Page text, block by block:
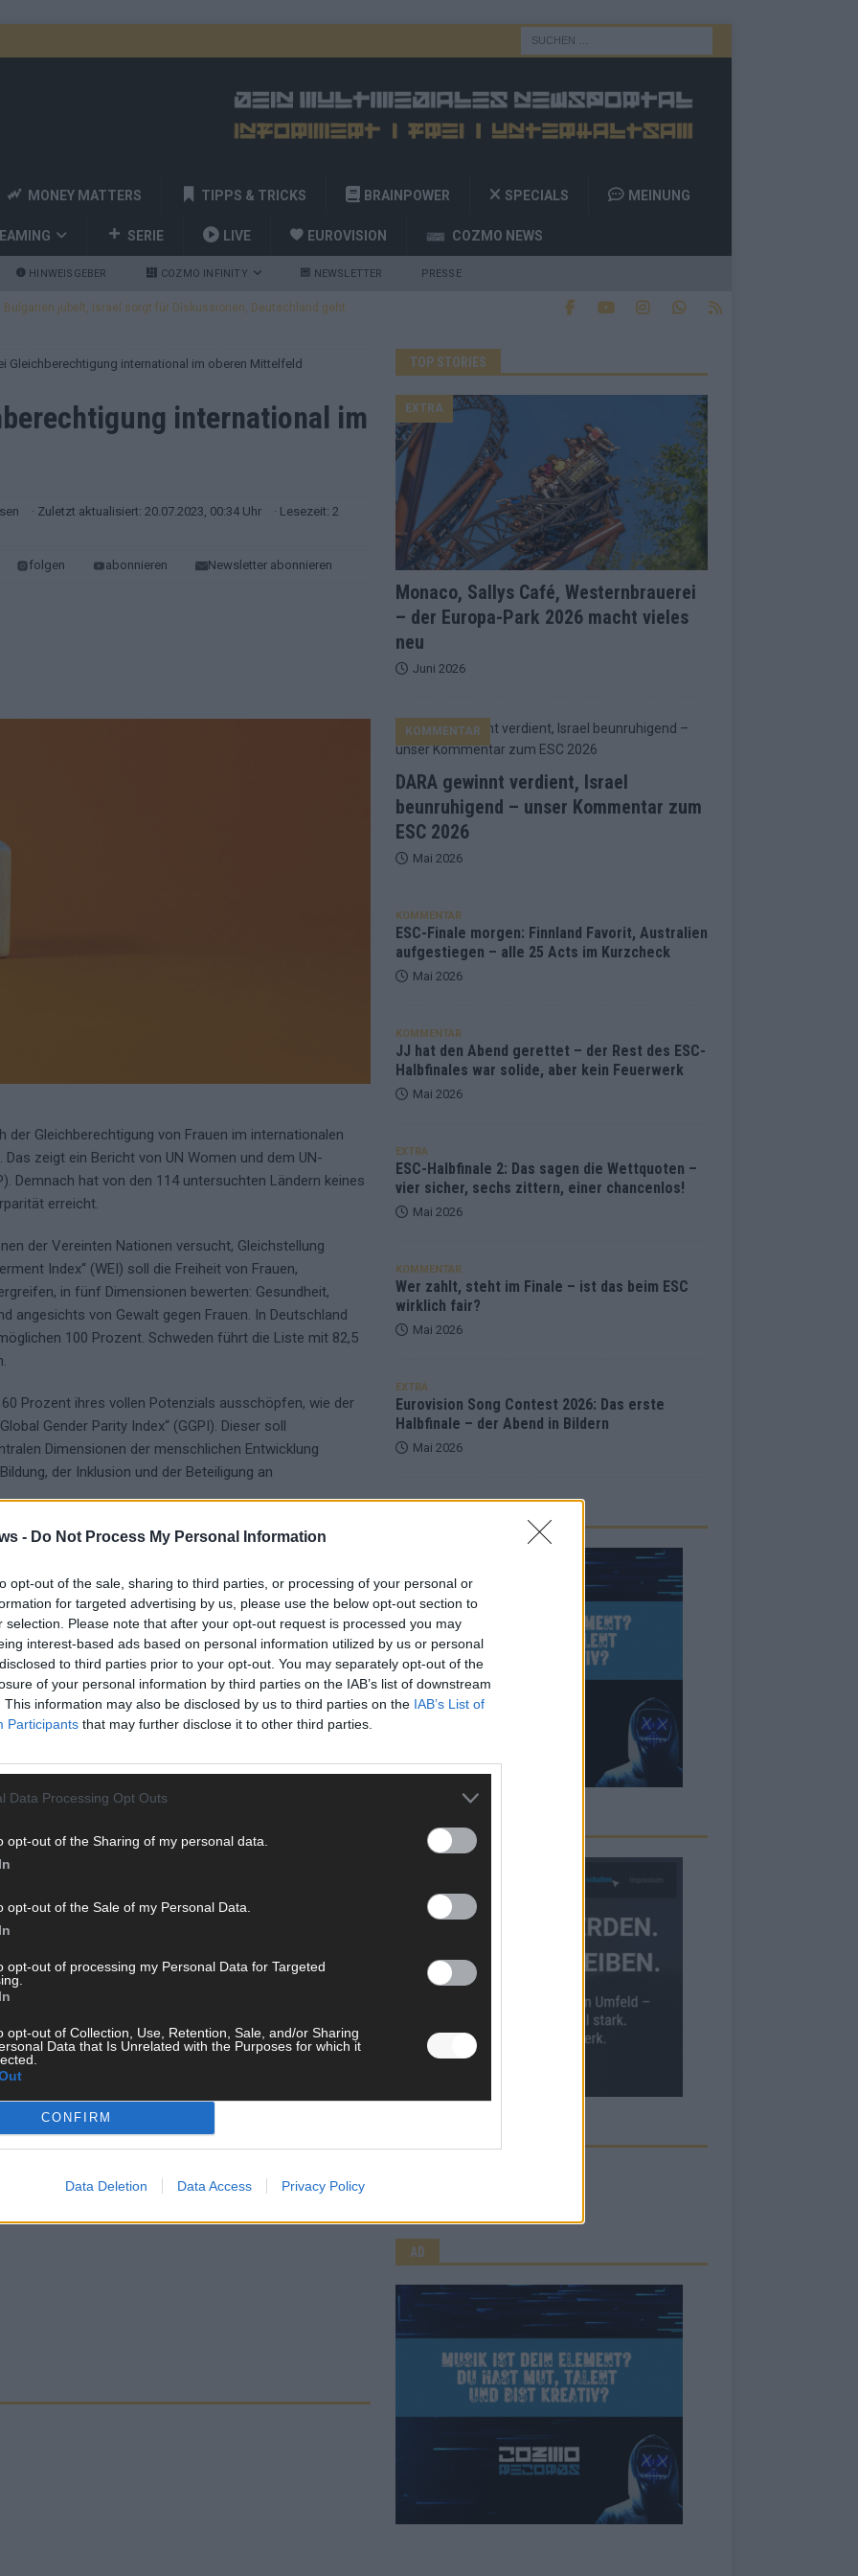
- Do Not Process My Personal Information
opt-out of the sale, sharing to third parties, or processing of your personal or
for targeted advertising by us, please use the below opt-out section to
selection. Please note that after your opt-out request is processed you may
interest-based ads based on personal information utilized by us or personal
to third parties prior to your opt-out. You may separately opt-out of the
of your personal information by third parties on the IAB’s list of downstream
This information may also be disclosed by us to third parties on the IAB’s List of
Participants that may further disclose it to other third parties.
Data Processing Opt Outs
opt-out of the Sharing of my personal data.
opt-out of the Sale of my Personal Data.
opt-out of processing my Personal Data for Targeted
opt-out of Collection, Use, Retention, Sale, and/or Sharing
Data that Is Unrelated with the Purposes for which it
CONFIRM
Data Deletion Data Access Privacy Policy
MONEY MATTERS TIPPS & TRICKS BRAINPOWER SPECIALS MEINUNG
SERIE LIVE EUROVISION COZMO NEWS
HINWEISGEBER COZMO INFINITY NEWSLETTER PRESSE
Bulgarien jubelt, Israel sorgt für Diskussionen, Deutschland geht
und Billy Joel – das ESC-Finale wird eine Party
Startreihenfolge steht, Deutschland singt als Zweites!
Gleichberechtigung international im oberen Mittelfeld
international im
· Zuletzt aktualisiert: 20.07.2023, 00:34 Uhr · Lesezeit: 2
folgen abonnieren Newsletter abonnieren
der Gleichberechtigung von Frauen im internationalen
zeigt ein Bericht von UN Women und dem UN-
Demnach hat von den 114 untersuchten Ländern keines
erreicht.
der Vereinten Nationen versucht, Gleichstellung
Index“ (WEI) soll die Freiheit von Frauen,
in fünf Dimensionen bewerten: Gesundheit,
angesichts von Gewalt gegen Frauen. In Deutschland
100 Prozent. Schweden führt die Liste mit 82,5
Prozent ihres vollen Potenzials ausschöpfen, wie der
Gender Parity Index“ (GGPI). Dieser soll
Dimensionen der menschlichen Entwicklung
der Inklusion und der Beteiligung an
damit auf 22,0 Prozent weniger als Männer. Im
Wert der Männer. „Es bedarf nachhaltiger
der Geschlechter einzulösen, die
gewährleisten und sicherzustellen, dass ihre
sagte UN Women-Exekutivdirektorin Sima
GENDER GESCHLECHTER
TOP STORIES
Monaco, Sallys Café, Westernbrauerei
– der Europa-Park 2026 macht vieles
neu
EXTRA
Juni 2026
DARA gewinnt verdient, Israel
beunruhigend – unser Kommentar zum
ESC 2026
KOMMENTAR
Mai 2026
KOMMENTAR
ESC-Finale morgen: Finnland Favorit, Australien
aufgestiegen – alle 25 Acts im Kurzcheck
Mai 2026
KOMMENTAR
JJ hat den Abend gerettet – der Rest des ESC-
Halbfinales war solide, aber kein Feuerwerk
Mai 2026
EXTRA
ESC-Halbfinale 2: Das sagen die Wettquoten –
vier sicher, sechs zittern, einer chancenlos!
Mai 2026
KOMMENTAR
Wer zahlt, steht im Finale – ist das beim ESC
wirklich fair?
Mai 2026
EXTRA
Eurovision Song Contest 2026: Das erste
Halbfinale – der Abend in Bildern
Mai 2026
WERBE BEI UNS!
AD